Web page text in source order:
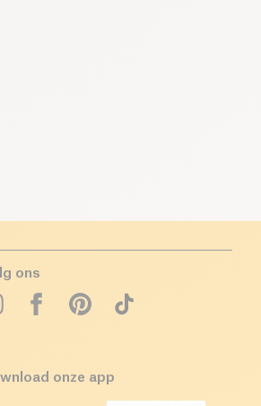
ons
onze app